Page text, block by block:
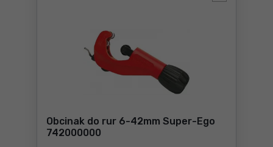
Obcinak do rur 6-42mm Super-Ego
742000000